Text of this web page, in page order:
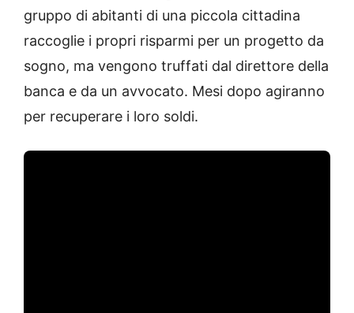
gruppo di abitanti di una piccola cittadina
raccoglie i propri risparmi per un progetto da
sogno, ma vengono truffati dal direttore della
banca e da un avvocato. Mesi dopo agiranno
per recuperare i loro soldi.